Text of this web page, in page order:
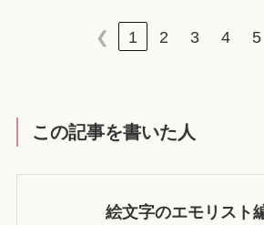
❮ 1 2 3 4 5
この記事を書いた人
絵文字のエモリスト